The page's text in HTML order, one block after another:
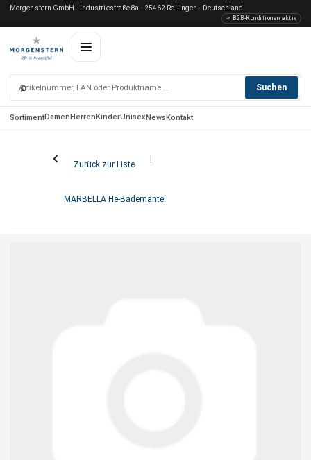
Morgenstern GmbH · Industriestraße 8a · 25462 Rellingen · Deutschland
✓ B2B-Konditionen aktiv
⌕ Suchen
SortimentDamenHerrenKinderUnisexNewsKontakt
Zurück zur Liste
MARBELLA He-Bademantel